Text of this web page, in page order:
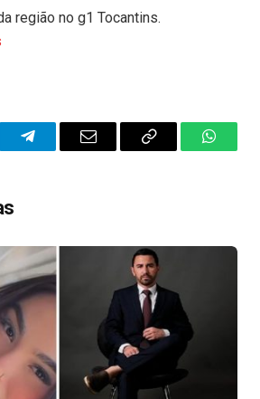
região no g1 Tocantins.
TelegramEmail
Copy